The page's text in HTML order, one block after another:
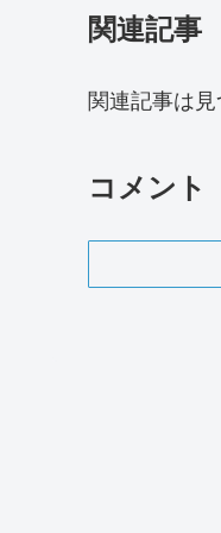
関連記事
関連記事は見
コメント